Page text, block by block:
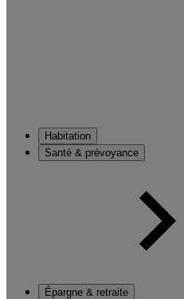
Habitation
Santé & prévoyance
Épargne & retraite